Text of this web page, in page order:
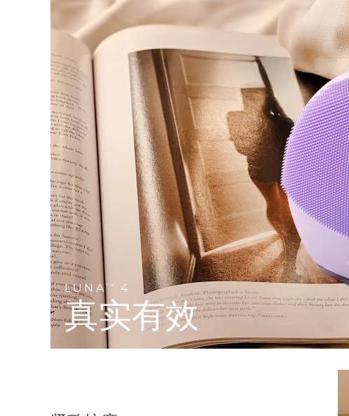
LUNATM 4
真实有效
LUNA™ 4 Plus
Massage, LED heating
LUNA™ 4 Men
For men, anti-aging massage
LUNA™ 4 mini
For young skin, T-zone
LUNA™ 4 go
For travel or gym bag
LUNA™ 护肤
Premium cleansers & balm
LUNA™ 设备
BEAR™ 2 go
Microcurrent toning on-the-go
BEAR™ 2 eyes & lips
Microcurrent line smoothing device
面部提拉护理
Premium anti-aging skincare
BEAR™ 设备
All premium facelift devices
补水保湿
UFO™ 3 套装
Deep facial hydration
UFO™ 3 LED
Near-infrared and red light therapy device
UFO™ 3 mini
Red light therapy device for young skin
UFO™ 3 go
Portable red light therapy
面膜
Rejuvenation & hydration
口腔护理
issa™ 4
Hybrid silicone sonic toothbrush
issa™ 4 plus
Smart hybrid silicone sonic toothbrush
issa™ 4 smile
Hybrid silicone sonic toothbrush
issa™ 4 baby
For ages 0-3
issa™ Teeth Whitening Set
Dual LED + sonic device & 18% PAP gel
FAQ™ 抗老护理
抗老
FAQ™ 101
Clinical anti-aging
FAQ™ 102
Advanced clinical anti-aging
FAQ™ 103
Luxurious clinical anti-aging set
LED治疗
NEW
FAQ™ 201
LED mask
FAQ™ 202
LED mask
FAQ™ 211
Anti-aging neck & décolleté LED mask
生发
FAQ™ 301
LED hair strengthening scalp massager
FAQ™ Scalp Serum
Scalp recovery probiotic serum
肌肤年轻化
NEW
FAQ™ 501
Full-Spectrum Red Light Therapy
FAQ™ 502
Full-Spectrum Red Light Therapy
保健品
NEW
专业治疗